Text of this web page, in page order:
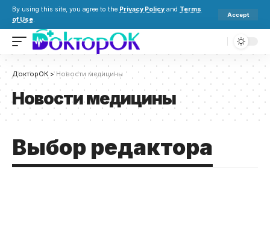
By using this site, you agree to the Privacy Policy and Terms
of Use.
Accept
ДокторОК > Новости медицины
Новости медицины
Выбор редактора